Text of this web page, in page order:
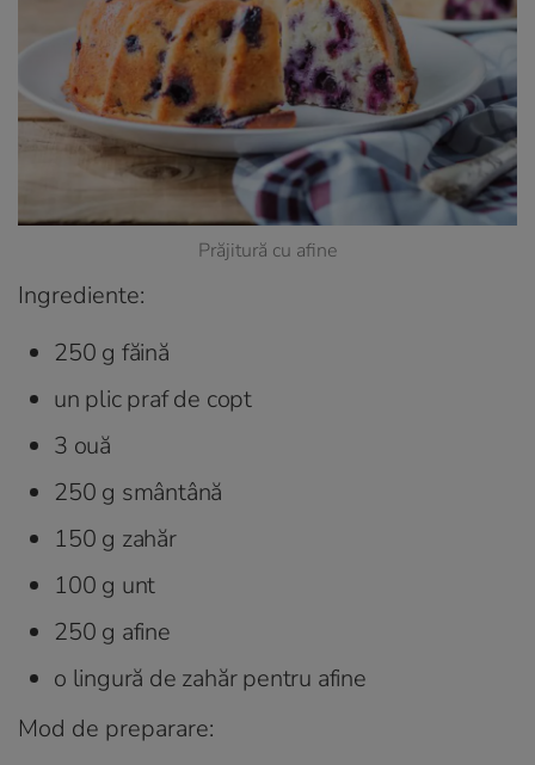
Prăjitură cu afine
Ingrediente:
250 g făină
un plic praf de copt
3 ouă
250 g smântână
150 g zahăr
100 g unt
250 g afine
o lingură de zahăr pentru afine
Mod de preparare: